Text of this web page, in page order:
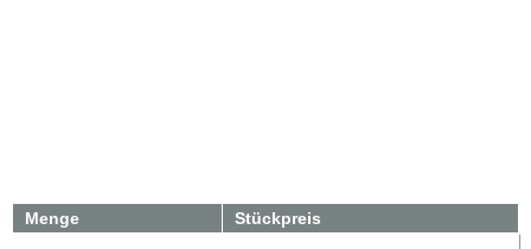
Menge Stückpreis